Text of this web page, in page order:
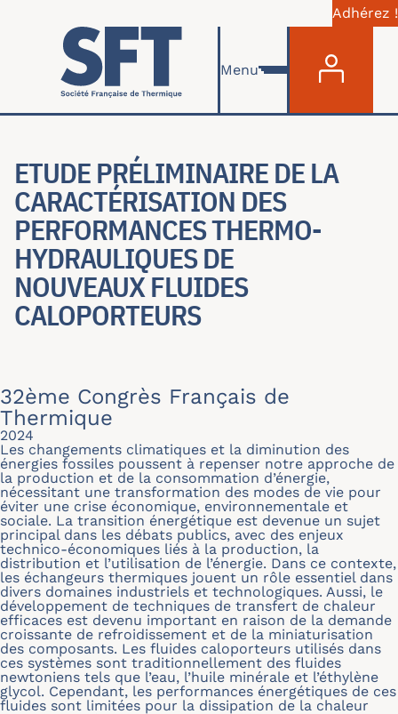
Aller au contenu principal
Adhérez !
Menu
ETUDE PRÉLIMINAIRE DE LA
CARACTÉRISATION DES
PERFORMANCES THERMO-
HYDRAULIQUES DE
NOUVEAUX FLUIDES
CALOPORTEURS
32ème Congrès Français de
Thermique
2024
Les changements climatiques et la diminution des
énergies fossiles poussent à repenser notre approche de
la production et de la consommation d’énergie,
nécessitant une transformation des modes de vie pour
éviter une crise économique, environnementale et
sociale. La transition énergétique est devenue un sujet
principal dans les débats publics, avec des enjeux
technico-économiques liés à la production, la
distribution et l’utilisation de l’énergie. Dans ce contexte,
les échangeurs thermiques jouent un rôle essentiel dans
divers domaines industriels et technologiques. Aussi, le
développement de techniques de transfert de chaleur
efficaces est devenu important en raison de la demande
croissante de refroidissement et de la miniaturisation
des composants. Les fluides caloporteurs utilisés dans
ces systèmes sont traditionnellement des fluides
newtoniens tels que l’eau, l’huile minérale et l’éthylène
glycol. Cependant, les performances énergétiques de ces
fluides sont limitées pour la dissipation de la chaleur